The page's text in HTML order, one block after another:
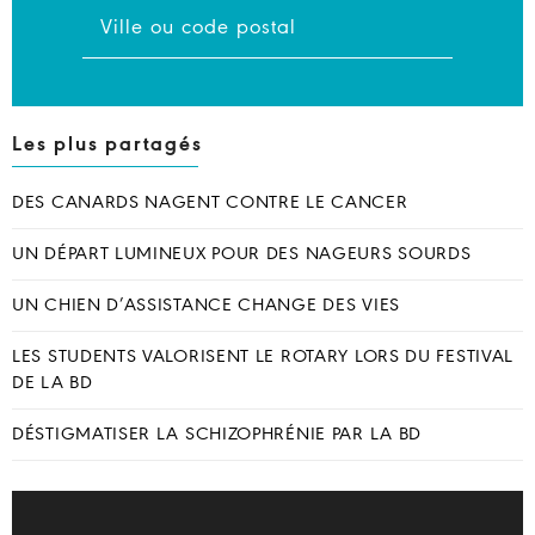
Les plus partagés
DES CANARDS NAGENT CONTRE LE CANCER
UN DÉPART LUMINEUX POUR DES NAGEURS SOURDS
UN CHIEN D’ASSISTANCE CHANGE DES VIES
LES STUDENTS VALORISENT LE ROTARY LORS DU FESTIVAL
DE LA BD
DÉSTIGMATISER LA SCHIZOPHRÉNIE PAR LA BD